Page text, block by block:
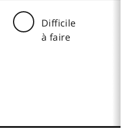
Difficile
à faire